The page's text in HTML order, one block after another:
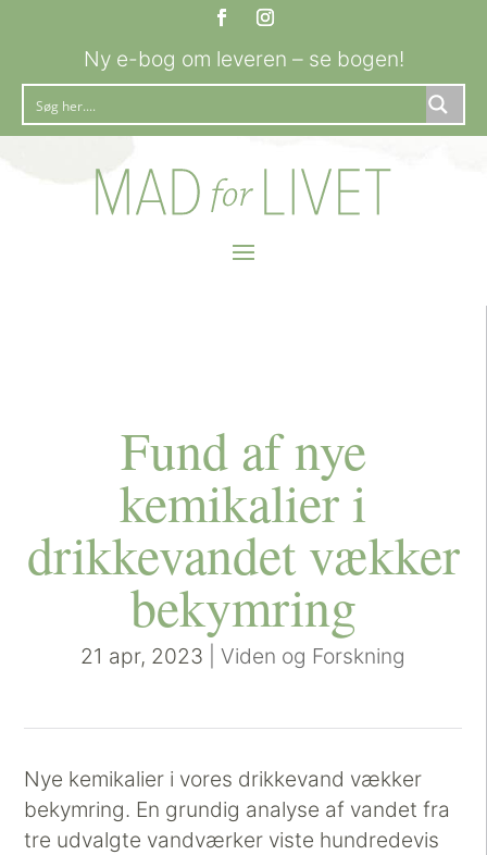
Ny e-bog om leveren – se bogen!
Fund af nye
kemikalier i
drikkevandet vækker
bekymring
21 apr, 2023 Viden og Forskning
Nye kemikalier i vores drikkevand vækker
bekymring. En grundig analyse af vandet fra
tre udvalgte vandværker viste hundredevis